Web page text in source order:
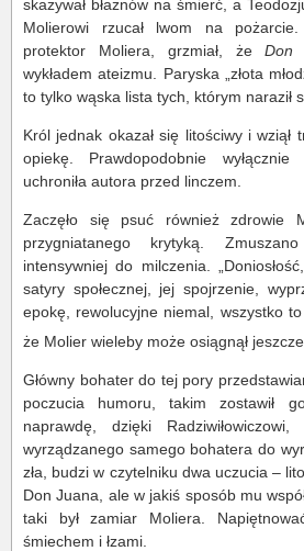
skazywał błaznów na śmierć, a
Molierowi rzucał lwom na
protektor Moliera, grzmiał, żeDon
wykładem ateizmu. Paryska „złota
to tylko wąska lista tych, którym naraził
Król jednak okazał się litościwy i
opiekę. Prawdopodobnie wyłącznie
uchroniła autora przed linczem.
Zaczęło się psuć również zdrowie
przygniatanego krytyką.
intensywniej do milczenia.
satyry społecznej, jej spojrzenie,
epokę, rewolucyjne niemal, wszystko
że Molier wieleby może osiągnął
Główny bohater do tej pory
poczucia humoru, takim zostawił
naprawdę, dzięki
wyrządzanego samego bohatera do
zła, budzi w czytelniku dwa uczucia –
Don Juana, ale w jakiś sposób mu
taki był zamiar Moliera.
śmiechem i łzami.